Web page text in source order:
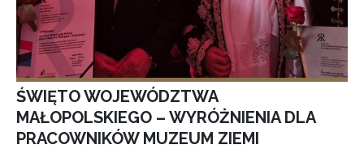
ŚWIĘTO WOJEWÓDZTWA
MAŁOPOLSKIEGO – WYRÓŻNIENIA DLA
PRACOWNIKÓW MUZEUM ZIEMI